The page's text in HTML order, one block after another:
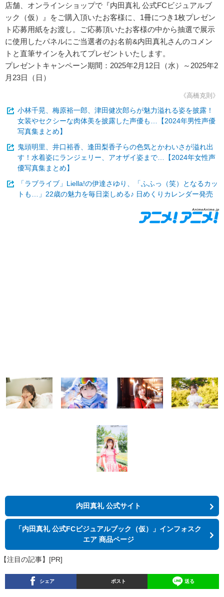
店舗、オンラインショップで『内田真礼 公式FCビジュアルブ
ック（仮）』をご購入頂いたお客様に、1冊につき1枚プレゼン
ト応募用紙をお渡し。ご応募頂いたお客様の中から抽選で展示
に使用したパネルにご当選者のお名前&内田真礼さんのコメン
トと直筆サインを入れてプレゼントいたします。
プレゼントキャンペーン期間：2025年2月12日（水）～2025年2
月23日（日）
《高橋克則》
小林千晃、梅原裕一郎、津田健次郎らが魅力溢れる姿を披露！
女装やセクシーな肉体美を披露した声優も…【2024年男性声優
写真集まとめ】
鬼頭明里、井口裕香、逢田梨香子らの色気とかわいさが溢れ出
す！水着姿にランジェリー、アオザイ姿まで…【2024年女性声
優写真集まとめ】
「ラブライブ」Liella!の伊達さゆり、「ふふっ（笑）となるカッ
トも…」22歳の魅力を毎日楽しめる♪ 日めくりカレンダー発売
内田真礼 公式サイト
「内田真礼 公式FCビジュアルブック（仮）」インフォスク
エア 商品ページ
【注目の記事】[PR]
シェア ポスト 送る